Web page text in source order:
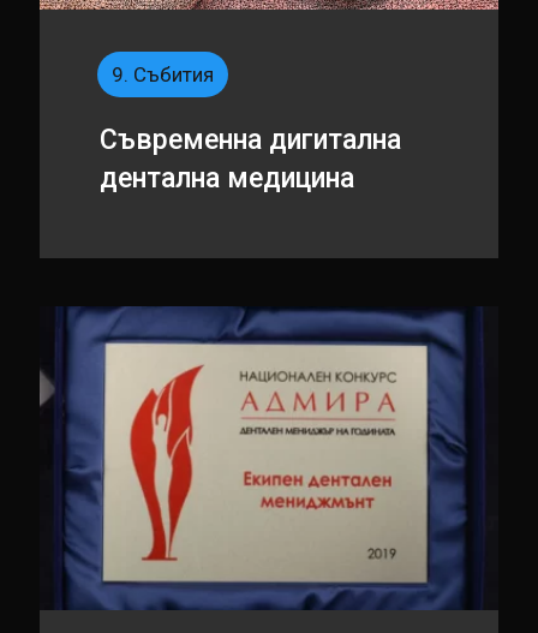
9. Събития
Съвременна дигитална
дентална медицина